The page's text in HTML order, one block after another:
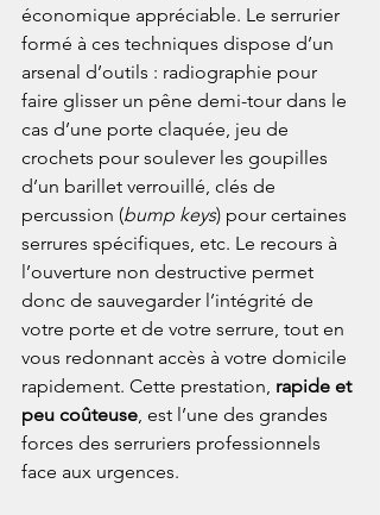
économique appréciable. Le serrurier
formé à ces techniques dispose d’un
arsenal d’outils : radiographie pour
faire glisser un pêne demi-tour dans le
cas d’une porte claquée, jeu de
crochets pour soulever les goupilles
d’un barillet verrouillé, clés de
percussion (bump keys) pour certaines
serrures spécifiques, etc. Le recours à
l’ouverture non destructive permet
donc de sauvegarder l’intégrité de
votre porte et de votre serrure, tout en
vous redonnant accès à votre domicile
rapidement. Cette prestation, rapide et
peu coûteuse, est l’une des grandes
forces des serruriers professionnels
face aux urgences.